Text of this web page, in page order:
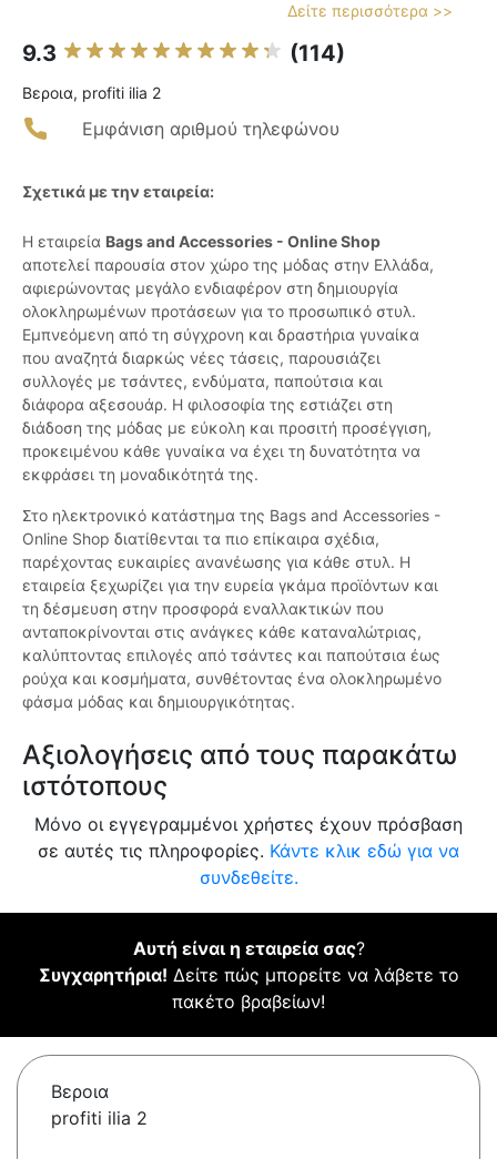
Δείτε περισσότερα >>
9.3 (114)
Βεροια, profiti ilia 2
Εμφάνιση αριθμού τηλεφώνου
Σχετικά με την εταιρεία:
Η εταιρεία Bags and Accessories - Online Shop
αποτελεί παρουσία στον χώρο της μόδας στην Ελλάδα,
αφιερώνοντας μεγάλο ενδιαφέρον στη δημιουργία
ολοκληρωμένων προτάσεων για το προσωπικό στυλ.
Εμπνεόμενη από τη σύγχρονη και δραστήρια γυναίκα
που αναζητά διαρκώς νέες τάσεις, παρουσιάζει
συλλογές με τσάντες, ενδύματα, παπούτσια και
διάφορα αξεσουάρ. Η φιλοσοφία της εστιάζει στη
διάδοση της μόδας με εύκολη και προσιτή προσέγγιση,
προκειμένου κάθε γυναίκα να έχει τη δυνατότητα να
εκφράσει τη μοναδικότητά της.
Στο ηλεκτρονικό κατάστημα της Bags and Accessories -
Online Shop διατίθενται τα πιο επίκαιρα σχέδια,
παρέχοντας ευκαιρίες ανανέωσης για κάθε στυλ. Η
εταιρεία ξεχωρίζει για την ευρεία γκάμα προϊόντων και
τη δέσμευση στην προσφορά εναλλακτικών που
ανταποκρίνονται στις ανάγκες κάθε καταναλώτριας,
καλύπτοντας επιλογές από τσάντες και παπούτσια έως
ρούχα και κοσμήματα, συνθέτοντας ένα ολοκληρωμένο
φάσμα μόδας και δημιουργικότητας.
Αξιολογήσεις από τους παρακάτω
ιστότοπους
Μόνο οι εγγεγραμμένοι χρήστες έχουν πρόσβαση
σε αυτές τις πληροφορίες. Κάντε κλικ εδώ για να
συνδεθείτε.
Αυτή είναι η εταιρεία σας?
Συγχαρητήρια! Δείτε πώς μπορείτε να λάβετε το
πακέτο βραβείων!
Βεροια
profiti ilia 2